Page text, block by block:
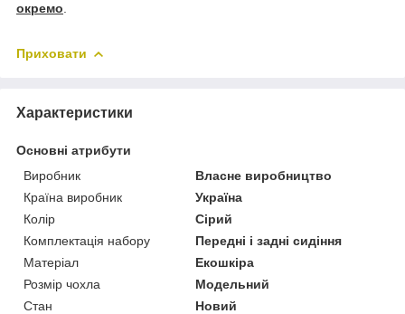
окремо.
Приховати
Характеристики
Основні атрибути
Виробник
Власне виробництво
Країна виробник
Україна
Колір
Сірий
Комплектація набору
Передні і задні сидіння
Матеріал
Екошкіра
Розмір чохла
Модельний
Стан
Новий